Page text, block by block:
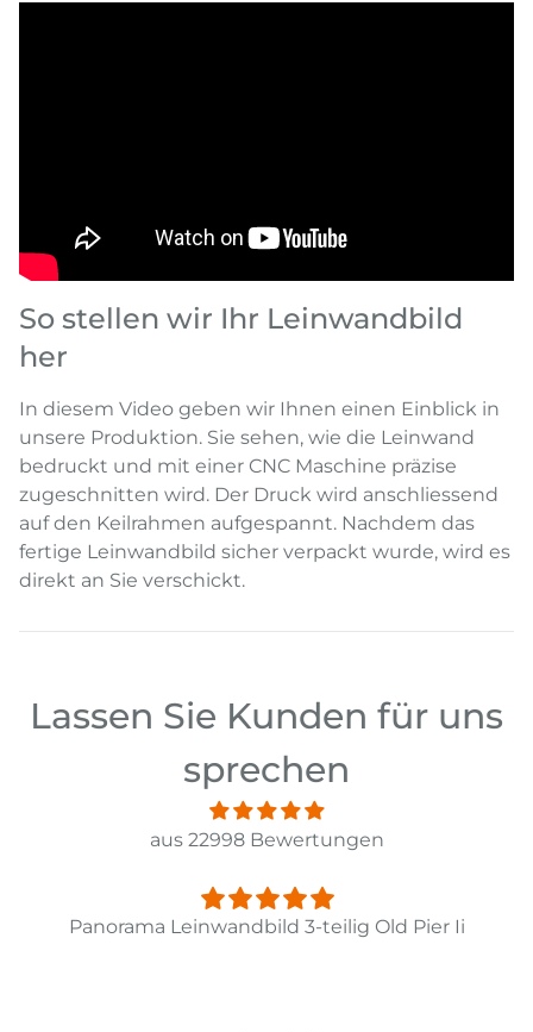
So stellen wir Ihr Leinwandbild
her
In diesem Video geben wir Ihnen einen Einblick in
unsere Produktion. Sie sehen, wie die Leinwand
bedruckt und mit einer CNC Maschine präzise
zugeschnitten wird. Der Druck wird anschliessend
auf den Keilrahmen aufgespannt. Nachdem das
fertige Leinwandbild sicher verpackt wurde, wird es
direkt an Sie verschickt.
Lassen Sie Kunden für uns
sprechen
aus 22998 Bewertungen
Panorama Leinwandbild 3-teilig Old Pier Ii